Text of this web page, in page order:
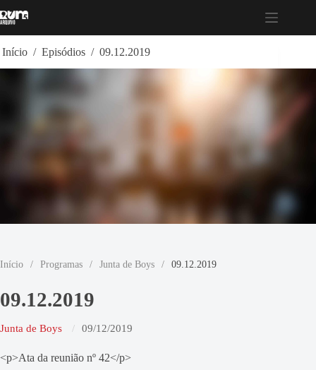
para
Início / Episódios / 09.12.2019
Início / Programas / Junta de Boys / 09.12.2019
09.12.2019
Junta de Boys 09/12/2019
<p>Ata da reunião nº 42</p>